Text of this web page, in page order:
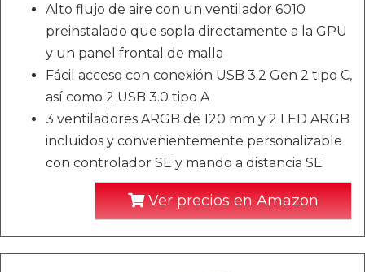
Alto flujo de aire con un ventilador 6010
preinstalado que sopla directamente a la GPU
y un panel frontal de malla
Fácil acceso con conexión USB 3.2 Gen 2 tipo C,
así como 2 USB 3.0 tipo A
3 ventiladores ARGB de 120 mm y 2 LED ARGB
incluidos y convenientemente personalizable
con controlador SE y mando a distancia SE
Ver precios en Amazon